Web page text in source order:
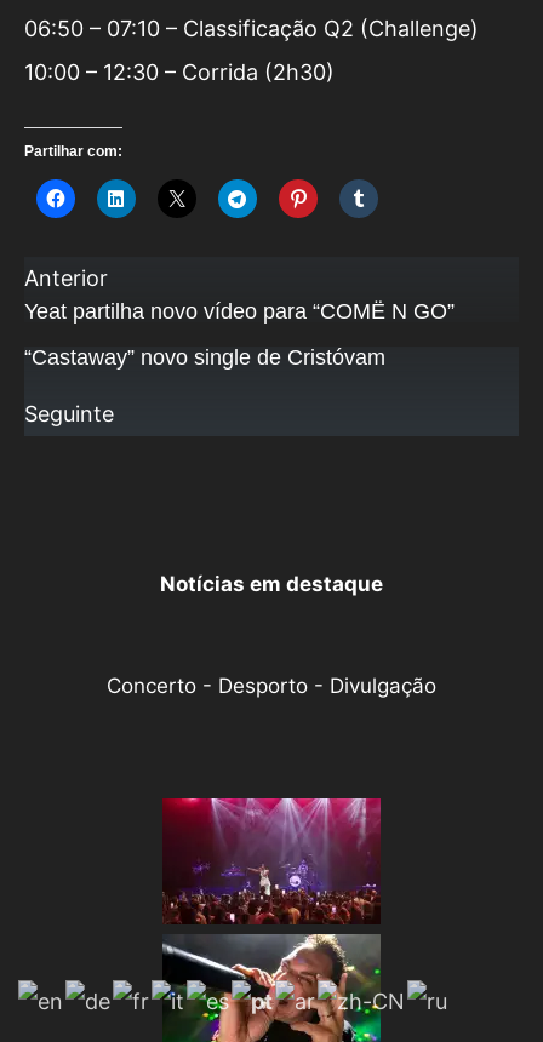
06:50 – 07:10 – Classificação Q2 (Challenge)
10:00 – 12:30 – Corrida (2h30)
Partilhar com:
Anterior
Yeat partilha novo vídeo para “COMË N GO”
“Castaway” novo single de Cristóvam
Seguinte
Notícias em destaque
Concerto - Desporto - Divulgação